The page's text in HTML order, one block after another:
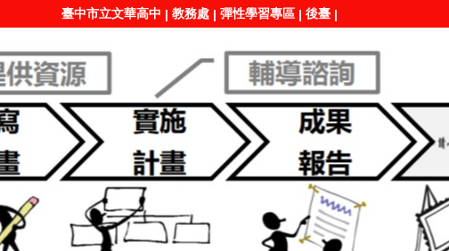
臺中市立文華高中 | 教務處 | 彈性學習專區 | 後臺 |